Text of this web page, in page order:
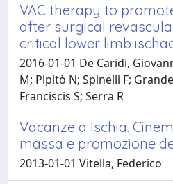
VAC therapy to
after surgical
critical lower limb
2016-01-01 De Caridi,
M; Pipitò N; Spinelli F;
Franciscis S; Serra R
Vacanze a Ischia.
massa e promozione
2013-01-01 Vitella, Federico